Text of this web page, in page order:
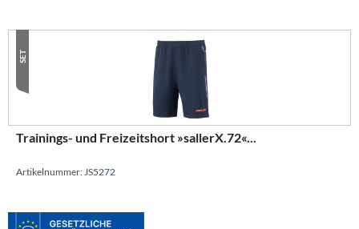
SET
Trainings- und Freizeitshort »sallerX.72«...
Artikelnummer: JS5272